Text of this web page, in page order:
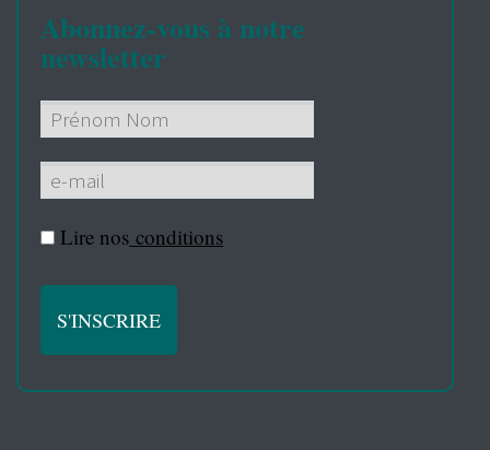
Abonnez-vous à notre
newsletter
Lire nos conditions